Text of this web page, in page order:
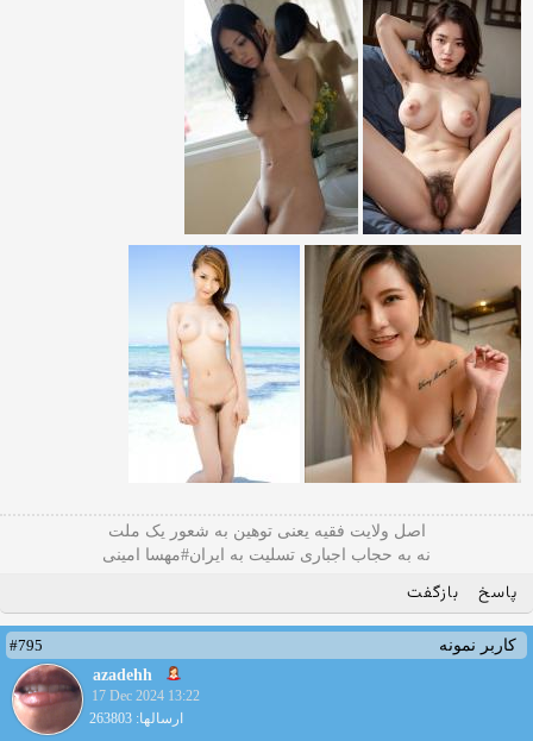
اصل ولایت فقیه یعنی‌ توهین به شعور یک ملت
نه به حجاب اجباری تسلیت به ایران#مهسا امینی
پاسخ بازگفت
کاربر نمونه
#795
azadehh
17 Dec 2024 13:22
ارسالها: 263803